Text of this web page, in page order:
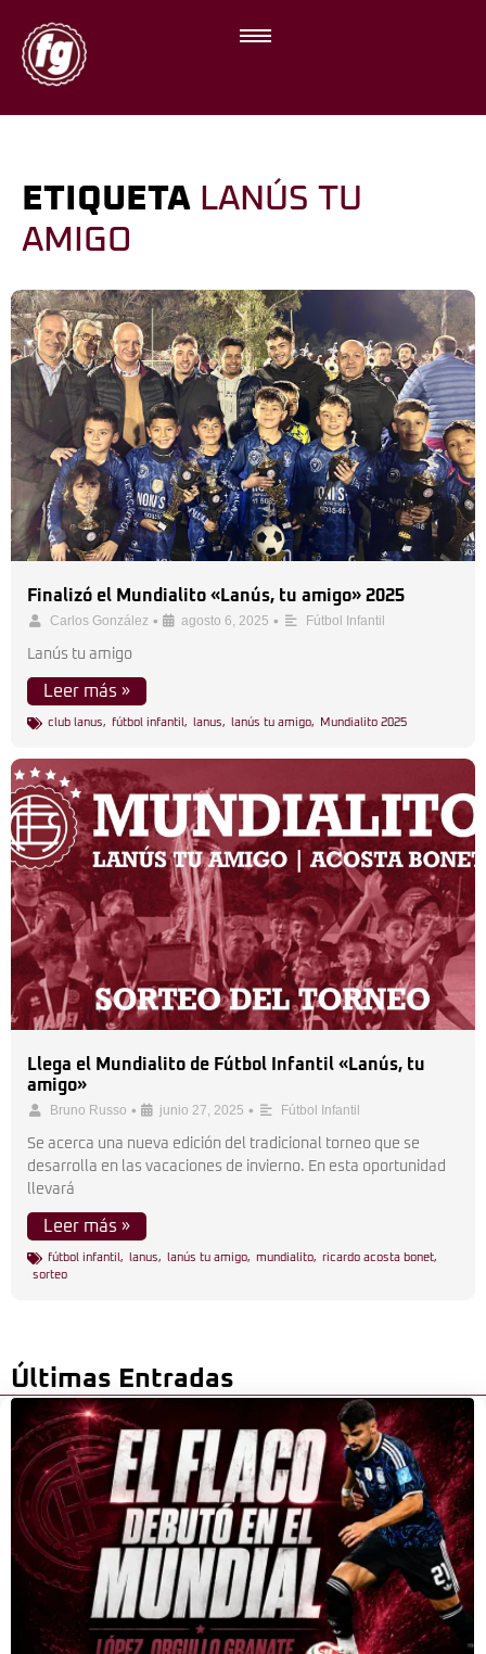
ETIQUETA LANÚS TU
AMIGO
Finalizó el Mundialito «Lanús, tu amigo» 2025
Carlos González • agosto 6, 2025 • Fútbol Infantil
Lanús tu amigo
Leer más »
club lanus, fútbol infantil , lanus, lanús tu amigo, Mundialito 2025
Llega el Mundialito de Fútbol Infantil «Lanús, tu
amigo»
Bruno Russo • junio 27, 2025 • Fútbol Infantil
Se acerca una nueva edición del tradicional torneo que se
desarrolla en las vacaciones de invierno. En esta oportunidad
llevará
Leer más »
fútbol infantil , lanus, lanús tu amigo, mundialito, ricardo acosta bonet,
sorteo
Últimas Entradas